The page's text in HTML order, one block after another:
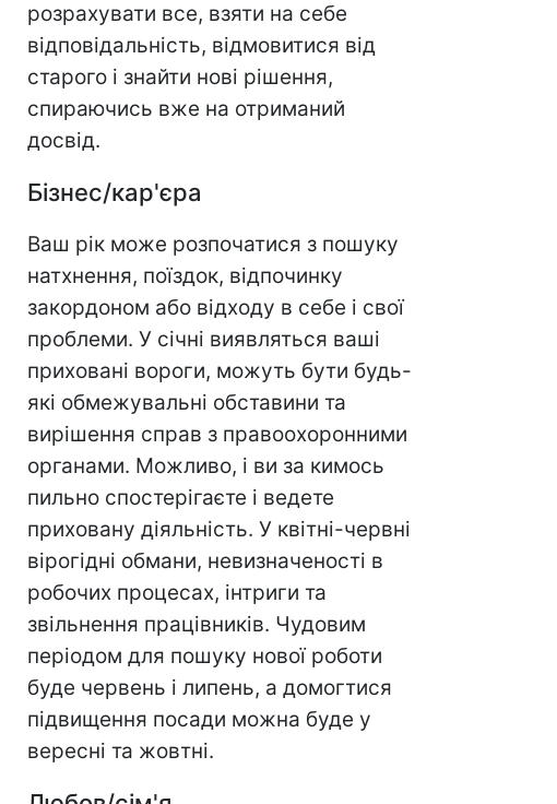
розрахувати все, взяти на себе
відповідальність, відмовитися від
старого і знайти нові рішення,
спираючись вже на отриманий
досвід.
Бізнес/кар'єра
Ваш рік може розпочатися з пошуку
натхнення, поїздок, відпочинку
закордоном або відходу в себе і свої
проблеми. У січні виявляться ваші
приховані вороги, можуть бути будь-
які обмежувальні обставини та
вирішення справ з правоохоронними
органами. Можливо, і ви за кимось
пильно спостерігаєте і ведете
приховану діяльність. У квітні-червні
вірогідні обмани, невизначеності в
робочих процесах, інтриги та
звільнення працівників. Чудовим
періодом для пошуку нової роботи
буде червень і липень, а домогтися
підвищення посади можна буде у
вересні та жовтні.